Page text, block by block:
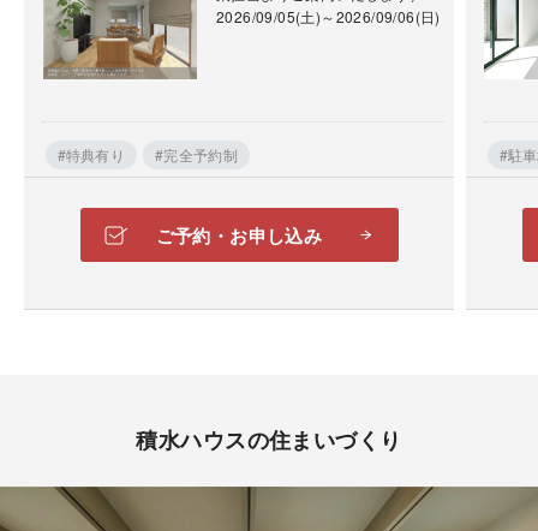
ランズクラブ
積水ハウスと長年にわたり信頼関係を築いてきた、不
動産会社をつなぐ不動産ネットワークです。
地域に根ざした不動産会社から寄せられる情報を共有
することで、一般的な不動産サイトや広告には掲載さ
土地探しアプリ「ランディ」は、希望条件に合った土
2026/09/05(土)～2026/09/06(日)
#特典有り #完全予約制
ご予約・お申し込み
#駐
積水ハウスの住まいづくり